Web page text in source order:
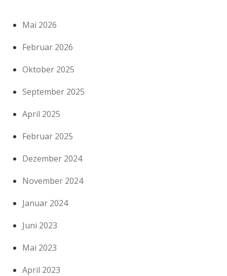
Mai 2026
Februar 2026
Oktober 2025
September 2025
April 2025
Februar 2025
Dezember 2024
November 2024
Januar 2024
Juni 2023
Mai 2023
April 2023